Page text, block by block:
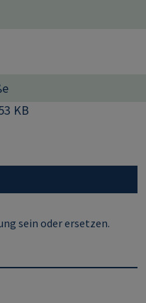
KB
sein oder ersetzen.